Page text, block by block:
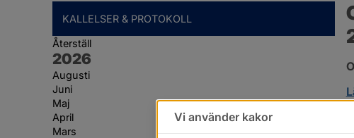
KALLELSER & PROTOKOLL
Återställ
År:
2026
Augusti
Juni
Maj
April
Mars
Vi använder kakor